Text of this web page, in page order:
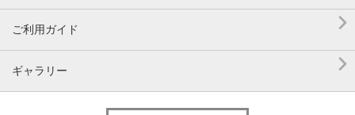
ご利用ガイド 
ギャラリー 